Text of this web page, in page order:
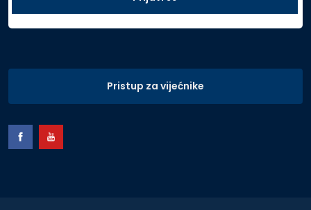
Pristup za vijećnike